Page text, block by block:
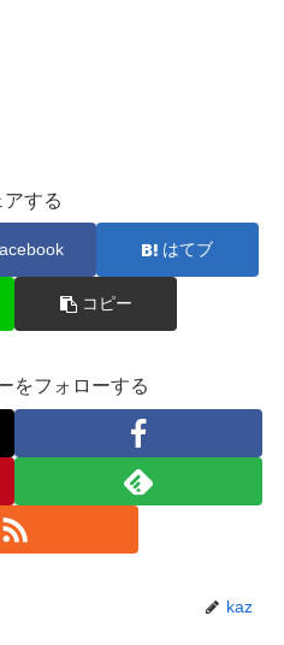
アする
はてブ
コピー
をフォローする
kaz